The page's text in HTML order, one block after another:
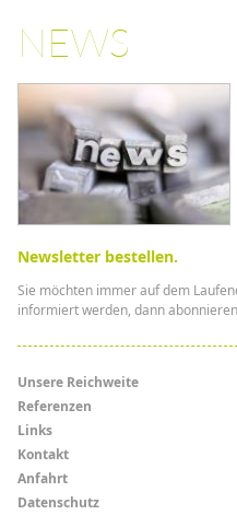
NEWS
Newsletter bestellen.
Sie möchten immer auf dem
informiert werden, dann
Menü
Links
Unsere Reichweite
Referenzen
Links
Kontakt
Anfahrt
Datenschutz